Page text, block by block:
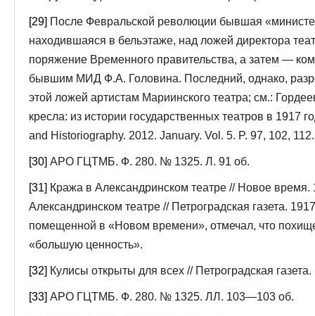
[29] После Февральской революции бывшая
находившаяся в бельэтаже, над ложей директора
поряжение Временного правительства, а затем —
бывшим МИД Ф.А. Голо­вина. Последний, однако,
этой ложей артистам Мариинского театра; см.:
кресла: из истории государственных театров в 1917
and Historiography. 2012. January. Vol. 5. P. 97, 102, 112.
[30] АРО ГЦТМБ. Ф. 280. № 1325. Л. 91 об.
[31] Кража в Александринском театре // Новое
Александринском театре // Петроград­ская газета.
помещенной в «Новом времени», отмечал, что
«большую ценность».
[32] Кулисы открыты для всех // Петроградская
[33] АРО ГЦТМБ. Ф. 280. № 1325. ЛЛ. 103—103 об.